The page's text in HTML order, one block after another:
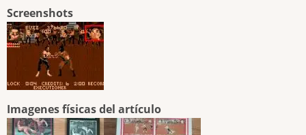
Screenshots
Imagenes físicas del artículo